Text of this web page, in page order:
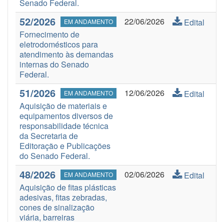
Senado Federal.
52/2026 EM ANDAMENTO
Fornecimento de
eletrodomésticos para
atendimento às demandas
internas do Senado
Federal.
22/06/2026 Edital
51/2026 EM ANDAMENTO
Aquisição de materiais e
equipamentos diversos de
responsabilidade técnica
da Secretaria de
Editoração e Publicações
do Senado Federal.
12/06/2026 Edital
48/2026 EM ANDAMENTO
Aquisição de fitas plásticas
adesivas, fitas zebradas,
cones de sinalização
viária, barreiras
02/06/2026 Edital